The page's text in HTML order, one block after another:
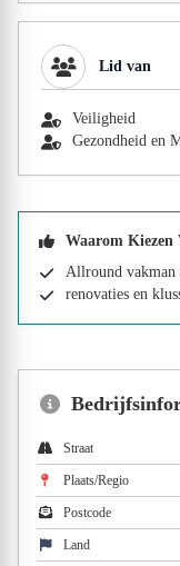
Lid van
Veiligheid
Gezondheid en
Waarom Kiezen
Allround vakman
renovaties en
Straat
Plaats/Regio
Postcode
Land